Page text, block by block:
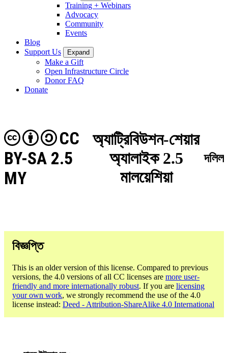
Training + Webinars
Advocacy
Community
Events
Blog
Support Us
Expand
Make a Gift
Open Infrastructure Circle
Donor FAQ
Donate
অ্যাট্রিবিউশন-শেয়ার
অ্যালাইক 2.5
মালয়েশিয়া
CC
BY-SA 2.5
MY
দলিল
বিজ্ঞপ্তি
This is an older version of this license. Compared to previous
versions, the 4.0 versions of all CC licenses are more user-
friendly and more internationally robust. If you are licensing
your own work, we strongly recommend the use of the 4.0
license instead: Deed - Attribution-ShareAlike 4.0 International